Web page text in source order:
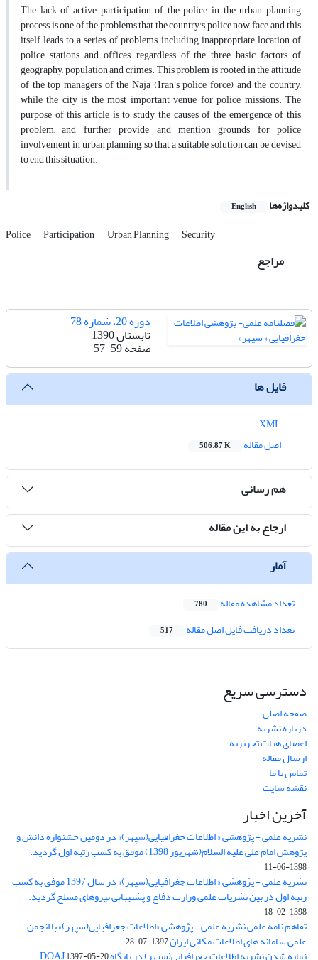
The lack of active participation of the police in the urban planning
process is one of the problems that the country's police now face, and this
itself leads to a series of problems, including inappropriate location of
police stations and offices, regardless of the three basic factors of
geography, population and crimes. This problem is rooted in the attitude
of the top managers of the Naja (Iran’s police force) and the country,
while the city is the most important venue for police missions. The
purpose of this article is to study the causes of the emergence of this
problem, and further provide and mention grounds for police
involvement in urban planning, so that a suitable solution can be devised
to end this situation.
کلیدواژه‌ها English
Police Participation Urban Planning Security
مراجع
دوره 20، شماره 78
تابستان 1390
صفحه57-59
فایل ها
اصل مقاله
506.87 K
هم رسانی
ارجاع به این مقاله
آمار
تعداد مشاهده مقاله 780
تعداد دریافت فایل اصل مقاله 517
دسترسی سریع
صفحه اصلی
درباره نشریه
اعضای هیات تحریریه
ارسال مقاله
تماس با ما
نقشه سایت
آخرین اخبار
نشریه علمی - پژوهشی « اطلاعات جغرافیایی(سپهر)» در دومین جشنواره دانش و
پژوهش امام علی علیه السلام(شهریور 1398) موفق به کسب رتبه اول گردید.
1398-06-11
نشریه علمی - پژوهشی « اطلاعات جغرافیایی(سپهر)» در سال 1397 موفق به کسب
رتبه اول در بین نشریات علمی وزارت دفاع و پشتیبانی نیروهای مسلح گردید.
1398-02-18
تفاهم نامه علمی نشریه علمی - پژوهشی «اطلاعات جغرافیایی(سپهر)» با انجمن
علمی سامانه های اطلاعات مکانی ایران1397-07-28